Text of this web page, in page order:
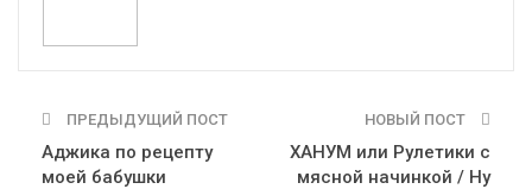
ПРЕДЫДУЩИЙ ПОСТ
Аджика по рецепту
моей бабушки
НОВЫЙ ПОСТ
ХАНУМ или Рулетики с
мясной начинкой / Ну